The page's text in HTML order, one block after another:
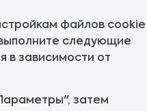
файлов cookie
следующие
в зависимости от
затем